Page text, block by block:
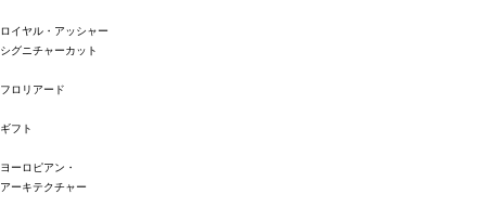
ロイヤル・アッシャー
シグニチャーカット
フロリアード
ギフト
ヨーロピアン・
アーキテクチャー